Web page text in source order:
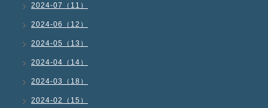
2024-07（11）
2024-06（12）
2024-05（13）
2024-04（14）
2024-03（18）
2024-02（15）